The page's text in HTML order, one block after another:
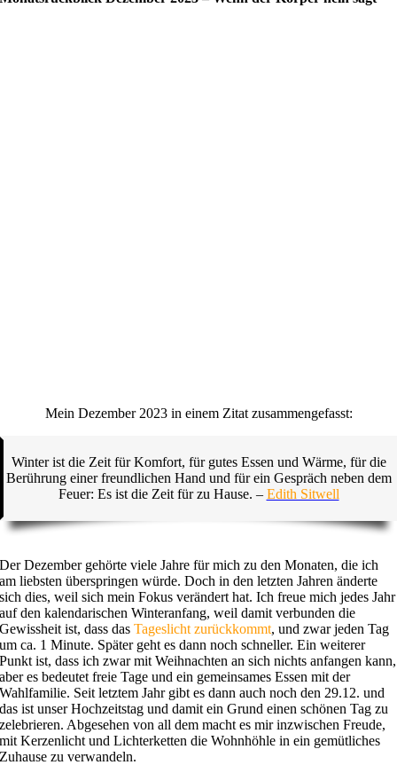
Mein Dezember 2023 in einem Zitat zusammengefasst:
Winter ist die Zeit für Komfort, für gutes Essen und Wärme, für die
Berührung einer freundlichen Hand und für ein Gespräch neben dem
Feuer: Es ist die Zeit für zu Hause. – Edith Sitwell
Der Dezember gehörte viele Jahre für mich zu den Monaten, die ich
am liebsten überspringen würde. Doch in den letzten Jahren änderte
sich dies, weil sich mein Fokus verändert hat. Ich freue mich jedes Jahr
auf den kalendarischen Winteranfang, weil damit verbunden die
Gewissheit ist, dass dasTageslicht zurückkommt, und zwar jeden Tag
um ca. 1 Minute. Später geht es dann noch schneller. Ein weiterer
Punkt ist, dass ich zwar mit Weihnachten an sich nichts anfangen kann,
aber es bedeutet freie Tage und ein gemeinsames Essen mit der
Wahlfamilie. Seit letztem Jahr gibt es dann auch noch den 29.12. und
das ist unser Hochzeitstag und damit ein Grund einen schönen Tag zu
zelebrieren. Abgesehen von all dem macht es mir inzwischen Freude,
mit Kerzenlicht und Lichterketten die Wohnhöhle in ein gemütliches
Zuhause zu verwandeln.